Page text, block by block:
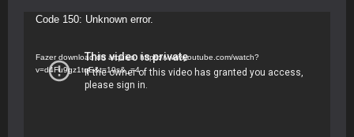
Tocador
vídeo
Code 150: Unknown error.
Fazer download do arquivo: https://www.youtube.com/watch?
v=d4Fu9gz1tqE&t=19s&_=4